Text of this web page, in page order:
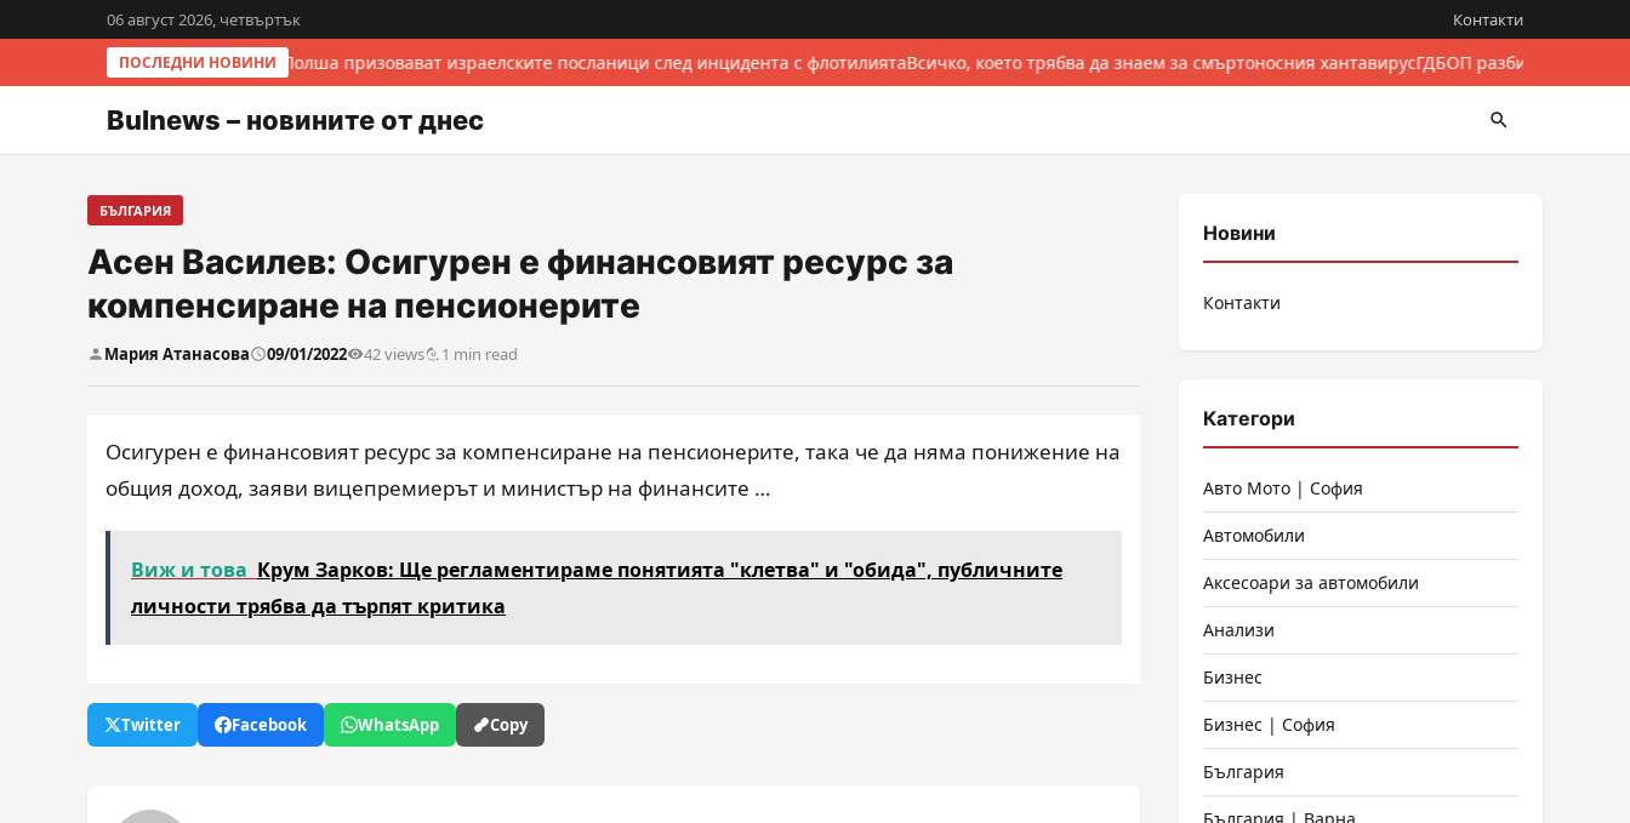
06 август 2026, четвъртък Контакти
ПОСЛЕДНИ НОВИНИ
Италия и Полша призовават израелските посланици след инцидента с флотилиятаВсичко, което трябва да знаем за смъртоносния хантавирусГДБОП разби
Bulnews – новините от днес
БЪЛГАРИЯ
Асен Василев: Осигурен е финансовият ресурс за
компенсиране на пенсионерите
Мария Атанасова 09/01/2022 42 views 1 min read
Осигурен е финансовият ресурс за компенсиране на пенсионерите, така че да няма понижение на
общия доход, заяви вицепремиерът и министър на финансите …
Виж и това Крум Зарков: Ще регламентираме понятията "клетва" и "обида", публичните
личности трябва да търпят критика
Twitter Facebook WhatsApp Copy
Новини
Контакти
Категори
Авто Мото | София
Автомобили
Аксесоари за автомобили
Анализи
Бизнес
Бизнес | София
България